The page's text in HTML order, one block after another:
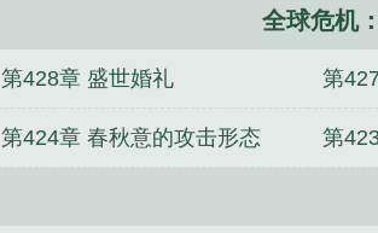
你就通关了？末
全球危机每周一次末日降临免费
危机每周一次末日降临百度百科
全球
机在线观看 全球危机每周一次末日降
全球危机每周一次末日
抢我姻缘？转身嫁暴君
全球危机
第428章 盛世婚礼 第
第424章 春秋意的攻击形态 第